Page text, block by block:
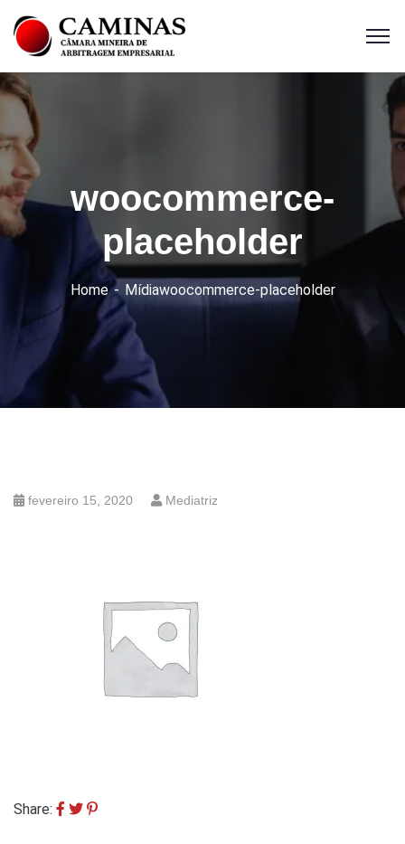
woocommerce-
placeholder
Home Mídiawoocommerce-placeholder
fevereiro 15, 2020 Mediatriz
Share: